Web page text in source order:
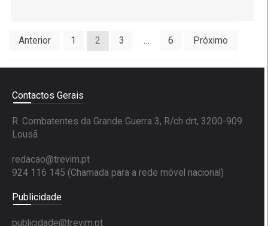
Paginação
Anterior 1 2 3 … 6 Próximo
Contactos Gerais
R. Combatentes da Grande Guerra 3, R/ch drt, 3200-909
Lousã
redacao@trevim.pt
924 116 145 (Chamada para a rede móvel nacional)
Publicidade
publicidade@trevim.pt